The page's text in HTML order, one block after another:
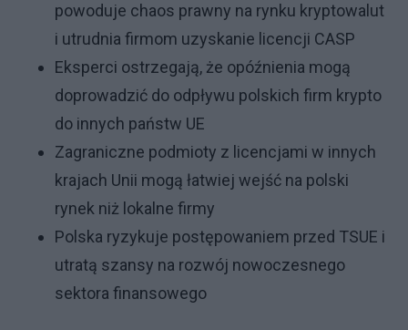
powoduje chaos prawny na rynku kryptowalut
i utrudnia firmom uzyskanie licencji CASP
Eksperci ostrzegają, że opóźnienia mogą
doprowadzić do odpływu polskich firm krypto
do innych państw UE
Zagraniczne podmioty z licencjami w innych
krajach Unii mogą łatwiej wejść na polski
rynek niż lokalne firmy
Polska ryzykuje postępowaniem przed TSUE i
utratą szansy na rozwój nowoczesnego
sektora finansowego